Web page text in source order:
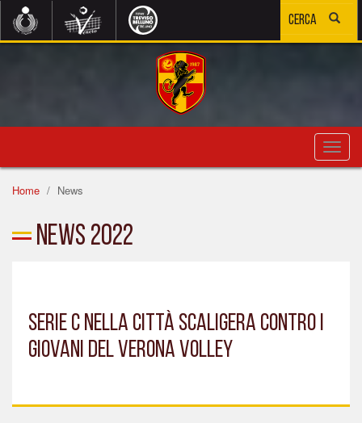
Home
News
News 2022
SERIE C NELLA CITTÀ SCALIGERA CONTRO I
GIOVANI DEL VERONA VOLLEY